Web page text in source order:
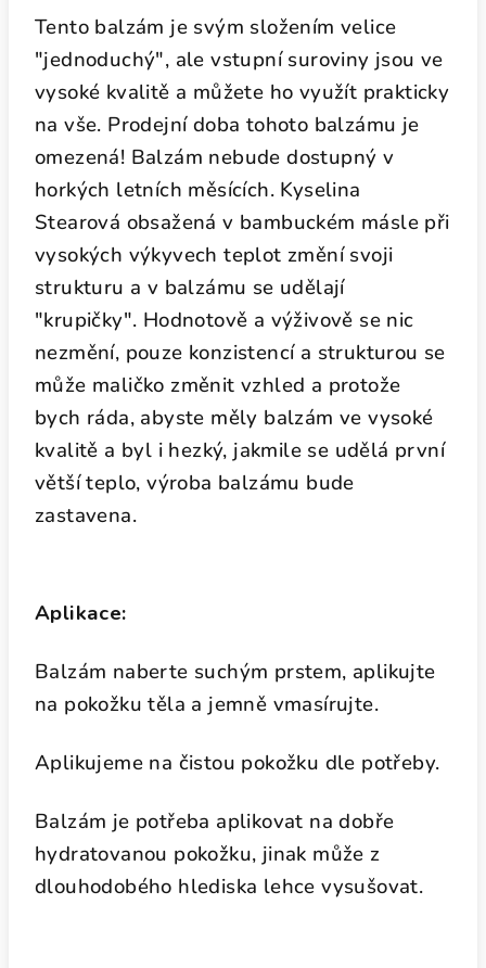
Tento balzám je svým složením velice
"jednoduchý", ale vstupní suroviny jsou ve
vysoké kvalitě a můžete ho využít prakticky
na vše. Prodejní doba tohoto balzámu je
omezená! Balzám nebude dostupný v
horkých letních měsících. Kyselina
Stearová obsažená v bambuckém másle při
vysokých výkyvech teplot změní svoji
strukturu a v balzámu se udělají
"krupičky". Hodnotově a výživově se nic
nezmění, pouze konzistencí a strukturou se
může maličko změnit vzhled a protože
bych ráda, abyste měly balzám ve vysoké
kvalitě a byl i hezký, jakmile se udělá první
větší teplo, výroba balzámu bude
zastavena.
Aplikace:
Balzám naberte suchým prstem, aplikujte
na pokožku těla a jemně vmasírujte.
Aplikujeme na čistou pokožku dle potřeby.
Balzám je potřeba aplikovat na dobře
hydratovanou pokožku, jinak může z
dlouhodobého hlediska lehce vysušovat.